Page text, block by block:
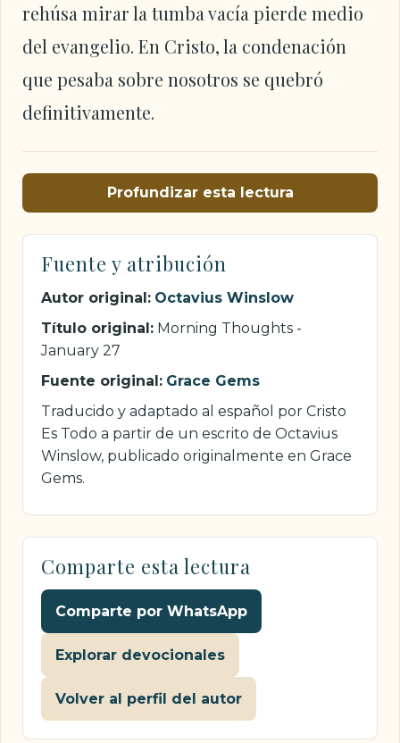
rehúsa mirar la tumba vacía pierde medio
del evangelio. En Cristo, la condenación
que pesaba sobre nosotros se quebró
definitivamente.
Profundizar esta lectura
Fuente y atribución
Autor original: Octavius Winslow
Título original: Morning Thoughts -
January 27
Fuente original: Grace Gems
Traducido y adaptado al español por Cristo
Es Todo a partir de un escrito de Octavius
Winslow, publicado originalmente en Grace
Gems.
Comparte esta lectura
Comparte por WhatsApp
Explorar devocionales
Volver al perfil del autor